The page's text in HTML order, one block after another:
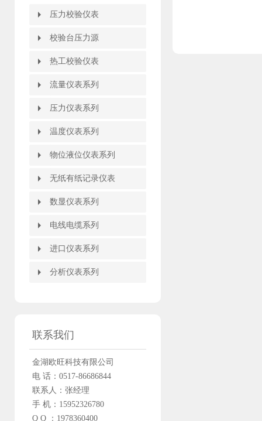
压力校验仪表
压力校验仪表
压力自动校验装置
全自动压力校验台
压力校验仪
箱式压力校验仪
电动压力校验仪
便携式多功能校验仪
智能压力模块
精密数字压力计
精密数字压力表
HART375手操器
HART475手操器
校验台压力源
校验台压力源
全自动压力控制台
电动压力校验台
压力校验台
便携式压力泵
轻便微压压力泵
手持式压力泵
电动压力源
手动压力源
氧气表压力表两用校器
手操压力泵
压力表转换接头
压力泵附件
热工校验仪表
热工校验仪表
热电偶热电阻检定系统
热工仪表校验装置
热电阻校验仿真仪
热电偶校验仿真仪
过程信号校验仪
电流电压校验仪
频率校验仪
温度校验仪
信号发生器
数字万用表
热工宝典
热工仪表校验仪
掌上型多功能校验仪
便携式温度校验炉
零度恒温器
热电偶检定炉
黑体炉/黑体辐射源
标准热电阻热电偶温度计
流量仪表系列
流量仪表系列
智能旋进旋涡气体流量计
热式气体质量流量计
智能涡街流量计
智能电磁流量计
液体涡轮流量计
靶式流量计
椭圆齿轮流量计
节流装置
孔板流量计
V锥流量计
弯管流量计
平衡流量计
威力巴流量计
德尔塔巴流量计
阿牛巴流量计
毕托巴流量计
超声波流量计
玻璃转子流量计
金属管浮子流量计
压力仪表系列
压力仪表系列
指针压力表
电容式压力变送器
数字压力表
扩散硅压力变送器
压力变送控制仪/压力开关
防腐型压力变送器
单晶硅压力变送器
智能差压变送器
温度仪表系列
温度仪表系列
热电阻温度计
温度变送器
双金属温度计
温度远传监测仪
温度变送控制仪
就地温度数字显示仪
物位液位仪表系列
物位液位仪表系列
重锤式料位计
高频雷达物位计
智能雷达物位计
导波雷达物位计
超声波物位计
磁翻板液位计
磁性翻柱液位计
磁性浮子液位计
磁性浮球液位计
磁性液位计
浮标液位计
玻璃管液位计
石英管液位计
智能液位变送器
液位物位开关
无纸有纸记录仪表
无纸有纸记录仪表
有纸记录仪
无纸记录仪
流量积算记录仪
数显仪表系列
数显仪表系列
智能数字显示调节仪
智能PID调节器
智能双色电接点液位计
智能流量积算控制仪
WB系列智能温度变送器
智能配电器调理器隔离栅
闪光报警器
智能手操器
手持式智能操作器
智能液晶显示仪
大屏显示器
电线电缆系列
电线电缆系列
信号电缆
进口仪表系列
进口仪表系列
分析仪表系列
分析仪表系列
联系我们
金湖欧旺科技有限公司
电 话：0517-86686844
联系人：张经理
手 机：15952326780
Q Q ：1978360400